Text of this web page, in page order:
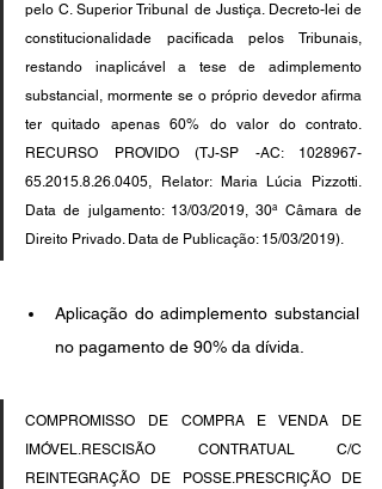
pelo C. Superior Tribunal de Justiça. Decreto-lei de
constitucionalidade pacificada pelos Tribunais,
restando inaplicável a tese de adimplemento
substancial, mormente se o próprio devedor afirma
ter quitado apenas 60% do valor do contrato.
RECURSO PROVIDO (TJ-SP -AC: 1028967-
65.2015.8.26.0405, Relator: Maria Lúcia Pizzotti.
Data de julgamento: 13/03/2019, 30ª Câmara de
Direito Privado. Data de Publicação: 15/03/2019).
Aplicação do adimplemento substancial
no pagamento de 90% da dívida.
COMPROMISSO DE COMPRA E VENDA DE
IMÓVEL.RESCISÃO CONTRATUAL C/C
REINTEGRAÇÃO DE POSSE.PRESCRIÇÃO DE